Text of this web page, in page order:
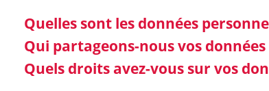
Quelles sont les données
Qui partageons-nous vos données
Quels droits avez-vous sur vos